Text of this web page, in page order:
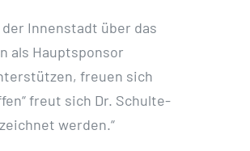
Innenstadt über das
als Hauptsponsor
freuen sich
freut sich Dr. Schulte-
werden.“